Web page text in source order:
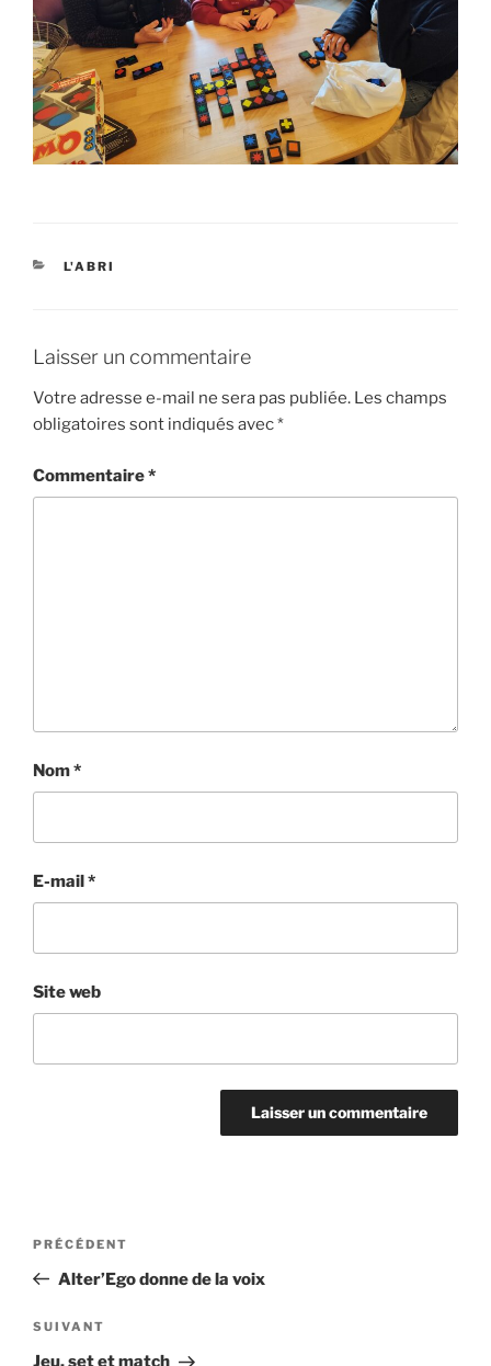
L'ABRI
Laisser un commentaire
Votre adresse e-mail ne sera pas publiée. Les champs
obligatoires sont indiqués avec*
Commentaire*
Nom*
E-mail*
Site web
PRÉCÉDENT
Alter’Ego donne de la voix
SUIVANT
Jeu, set et match